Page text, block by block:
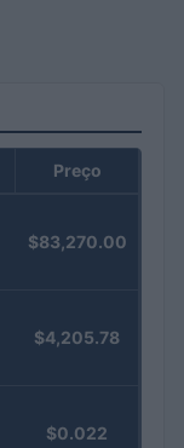
Preço
$83,270.00
$4,205.78
$0.022